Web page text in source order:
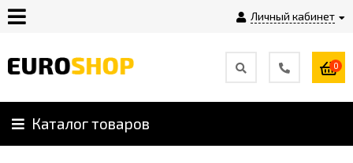
Личный кабинет
Инструкция
Плагины
0
Каталог товаров